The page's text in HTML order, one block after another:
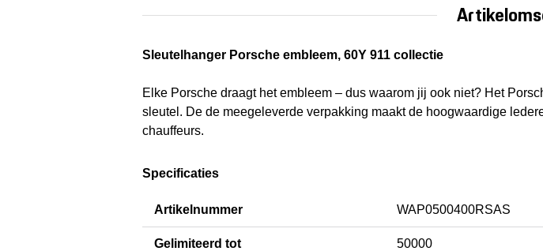
Sleutelhanger Porsche embleem, 60Y 911 collectie
Elke Porsche draagt het embleem – dus waarom jij ook niet? Het
sleutel. De de meegeleverde verpakking maakt de hoogwaardige
chauffeurs.
Specificaties
Artikelnummer WAP0500400RSAS
Gelimiteerd tot 50000